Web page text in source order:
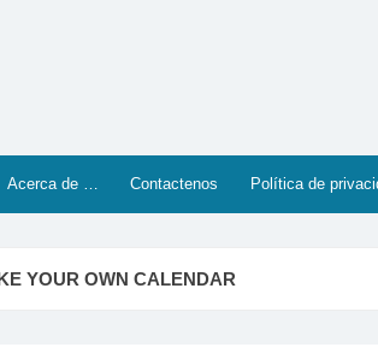
Acerca de … Contactenos Política de
YOUR OWN CALENDAR